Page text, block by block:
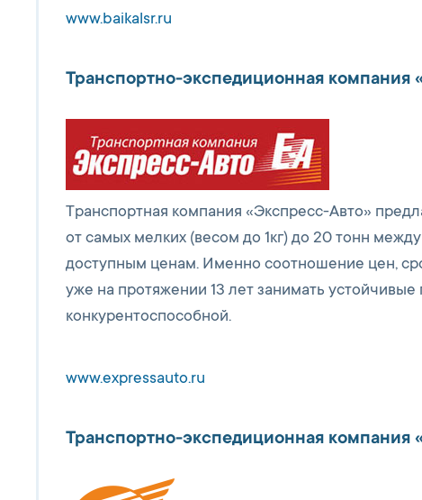
www.baikalsr.ru
Транспортно-экспедиционная компания
Транспортная компания «Экспресс-Авто»
от самых мелких (весом до 1кг) до 20 тонн
доступным ценам. Именно соотношение цен,
уже на протяжении 13 лет занимать
конкурентоспособной.
www.expressauto.ru
Транспортно-экспедиционная компания